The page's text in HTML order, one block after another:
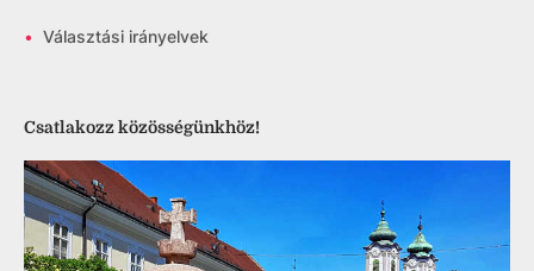
• Választási irányelvek
Csatlakozz közösségünkhöz!